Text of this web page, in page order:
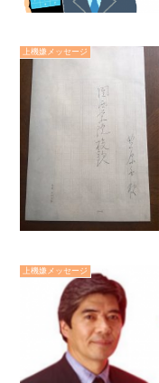
上機嫌メッセージ
上機嫌メッセージ